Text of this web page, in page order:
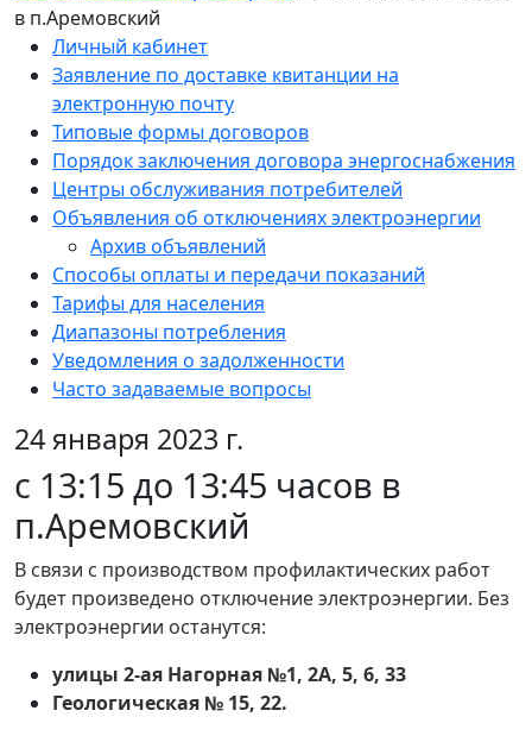
в п.Аремовский
Личный кабинет
Заявление по доставке квитанции на
электронную почту
Типовые формы договоров
Порядок заключения договора энергоснабжения
Центры обслуживания потребителей
Объявления об отключениях электроэнергии
Архив объявлений
Способы оплаты и передачи показаний
Тарифы для населения
Диапазоны потребления
Уведомления о задолженности
Часто задаваемые вопросы
24 января 2023 г.
с 13:15 до 13:45 часов в
п.Аремовский
В связи с производством профилактических работ
будет произведено отключение электроэнергии. Без
электроэнергии останутся:
улицы 2-ая Нагорная №1, 2А, 5, 6, 33
Геологическая № 15, 22.